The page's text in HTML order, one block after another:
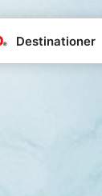
Destinationer